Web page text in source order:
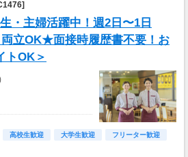
・主婦活躍中！週2日〜1日
立OK★面接時履歴書不要！お
トOK＞
高校生歓迎 大学生歓迎
フリーター歓迎